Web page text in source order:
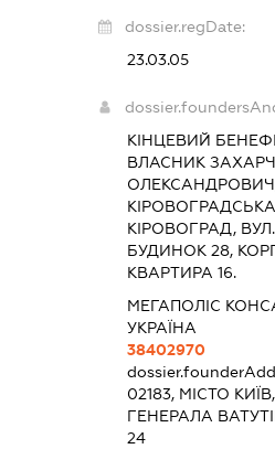
dossier.regDate:
23.03.05
КІНЦЕВИЙ
ВЛАСНИК
ОЛЕКСАНДРОВИЧ,
КІРОВОГРАД,
БУДИНОК 28,
КВАРТИРА 16.
МЕГАПОЛІС
УКРАЇНА
38402970
02183, МІСТО
ГЕНЕРАЛА
24